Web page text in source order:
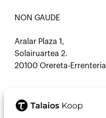
NON GAUDE
Aralar Plaza 1,
Solairuartea 2.
20100 Orereta-Errenteria